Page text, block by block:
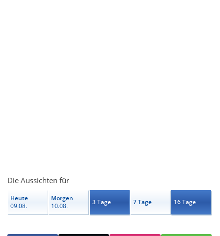
Die Aussichten für
Heute
09.08.
Morgen
10.08.
3 Tage 7 Tage 16 Tage